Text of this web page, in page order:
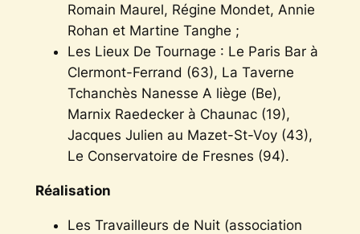
Romain Maurel, Régine Mondet, Annie
Rohan et Martine Tanghe ;
Les Lieux De Tournage : Le Paris Bar à
Clermont-Ferrand (63), La Taverne
Tchanchès Nanesse A liège (Be),
Marnix Raedecker à Chaunac (19),
Jacques Julien au Mazet-St-Voy (43),
Le Conservatoire de Fresnes (94).
Réalisation
Les Travailleurs de Nuit (association